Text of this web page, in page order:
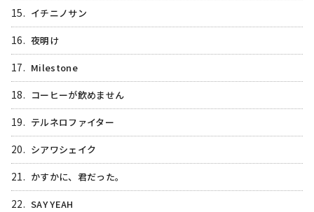
15. イチニノサン
16. 夜明け
17. Milestone
18. コーヒーが飲めません
19. テルネロファイター
20. シアワシェイク
21. かすかに、君だった。
22. SAY YEAH